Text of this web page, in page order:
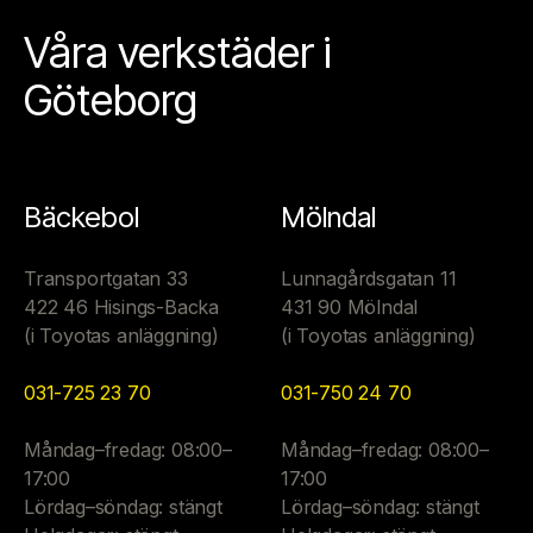
Våra verkstäder i
Göteborg
Bäckebol
Transportgatan 33
422 46 Hisings-Backa
(i Toyotas anläggning)
031-725 23 70
Måndag–fredag: 08:00–
17:00
Lördag–söndag: stängt
Mölndal
Lunnagårdsgatan 11
431 90 Mölndal
(i Toyotas anläggning)
031-750 24 70
Måndag–fredag: 08:00–
17:00
Lördag–söndag: stängt